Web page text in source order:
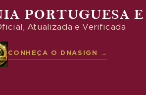
PORTUGUESA
Atualizada e Verificada
CONHEÇA O DNASIGN →